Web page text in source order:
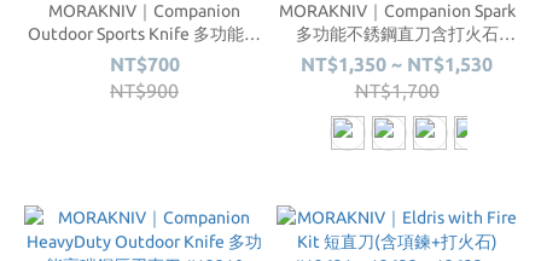
MORAKNIV｜Companion
Outdoor Sports Knife 多功能不
銹鋼直刀 #12215、12092、
13216、14070、14072、
14074
NT$700
NT$900
MORAKNIV｜Companion Spark
多功能不銹鋼直刀含打火石
#13567、13570、13571、
13573
NT$1,350 ~ NT$1,530
NT$1,700